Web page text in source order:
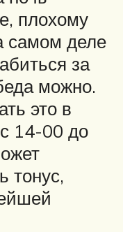
плохому
самом деле
за
можно.
это в
14-00 до
тонус,